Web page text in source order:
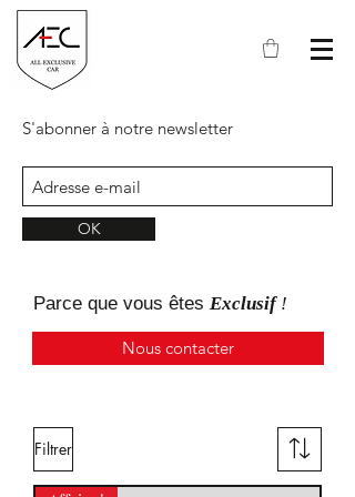
S'abonner à notre newsletter
OK
Parce que vous êtes Exclusif !
Nous contacter
Filtrer